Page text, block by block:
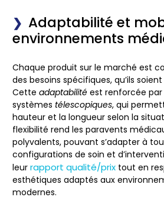
Adaptabilité et
environnements
Chaque produit sur le marché est
des besoins spécifiques, qu’ils soient
Cette adaptabilité est renforcée par
systèmes télescopiques, qui
hauteur et la longueur selon la
flexibilité rend les paravents
polyvalents, pouvant s’adapter à
configurations de soin et
leur rapport qualité/prix tout en
esthétiques adaptés aux
modernes.